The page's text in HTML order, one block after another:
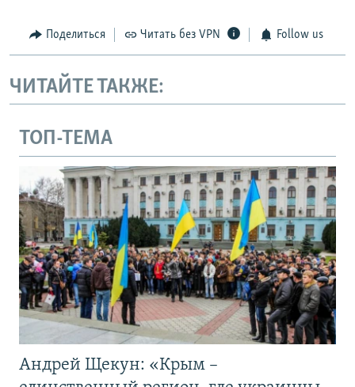
Поделиться Читать без VPN Follow us
ЧИТАЙТЕ ТАКЖЕ:
ТОП-ТЕМА
Андрей Щекун: «Крым –